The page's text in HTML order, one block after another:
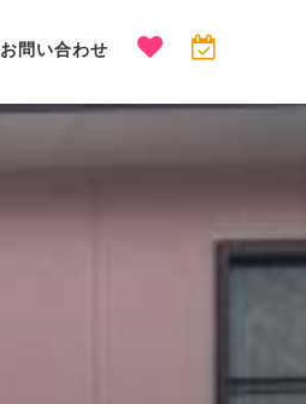
お問い合わせ